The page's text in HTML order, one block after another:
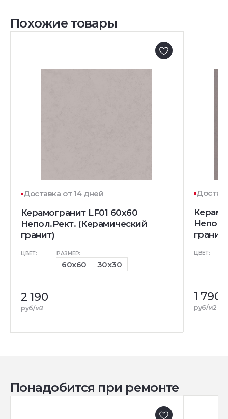
Похожие товары
Доставка от 14 дней
Керамогранит LF01 60x60
Непол.Рект. (Керамический
гранит)
ЦВЕТ: РАЗМЕР:
60x60 30x30
2 190
руб/м2
гранит)
ЦВЕТ:
1 790
руб/м2
Понадобится при ремонте